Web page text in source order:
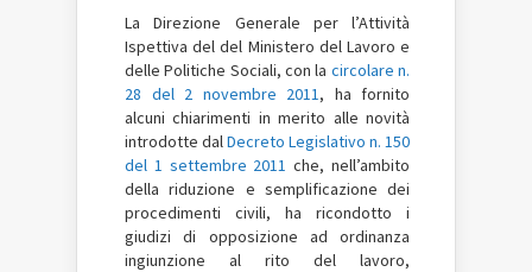
La Direzione Generale per l’Attività
Ispettiva del del Ministero del Lavoro e
delle Politiche Sociali, con la circolare n.
28 del 2 novembre 2011, ha fornito
alcuni chiarimenti in merito alle novità
introdotte dalDecreto Legislativo n. 150
del 1 settembre 2011 che, nell’ambito
della riduzione e semplificazione dei
procedimenti civili, ha ricondotto i
giudizi di opposizione ad ordinanza
ingiunzione al rito del lavoro,